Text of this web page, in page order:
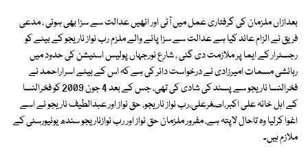
بعدازاں ملزمان کی گرفتاری عمل میں آئی اور انھیں عدالت سے سزا بھی ہوئی ، مدعی
فریق نے الزام عائد کیا ہے عدالت سے سزا پانے والے ملزم رب نواز ناریجو کے بیٹے کو
رجسٹرار کے ایما پر ملازمت دی گئی ، شارع نورجہاں پولیس اسٹیشن کی حدود میں
رہائشی مسمات امیرزادی نے درخواست دائر کی ہے کہ اس کے بیٹے اسراراحمد نے
فخرالنسا ناریجو سے پسند کی شادی کی تھی، جس کے بعد 4 جون 2009 کو فخرالنسا
کے اہل خانہ علی اکبر،اصغرعلی،رب نواز ناریجو، حق نواز اور عبدالطیف ناریجو نے اسے
اغوا کرلیا وہ تاحال لاپتہ ہے، مفرور ملزمان حق نواز اور رب نوازناریجو سندھ یونیورسٹی کے
ملازم ہیں۔